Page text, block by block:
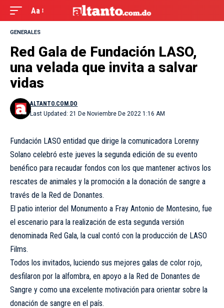
Aa
GENERALES
Red Gala de Fundación LASO,
una velada que invita a salvar
vidas
Last Updated: 21 De Noviembre De 2022 1:16 AM
ALTANTO.COM.DO
Fundación LASO entidad que dirige la comunicadora Lorenny
Solano celebró este jueves la segunda edición de su evento
benéfico para recaudar fondos con los que mantener activos los
rescates de animales y la promoción a la donación de sangre a
través de la Red de Donantes.
El patio interior del Monumento a Fray Antonio de Montesino, fue
el escenario para la realización de esta segunda versión
denominada Red Gala, la cual contó con la producción de LASO
Films.
Todos los invitados, luciendo sus mejores galas de color rojo,
desfilaron por la alfombra, en apoyo a la Red de Donantes de
Sangre y como una excelente motivación para orientar sobre la
donación de sangre en el país.